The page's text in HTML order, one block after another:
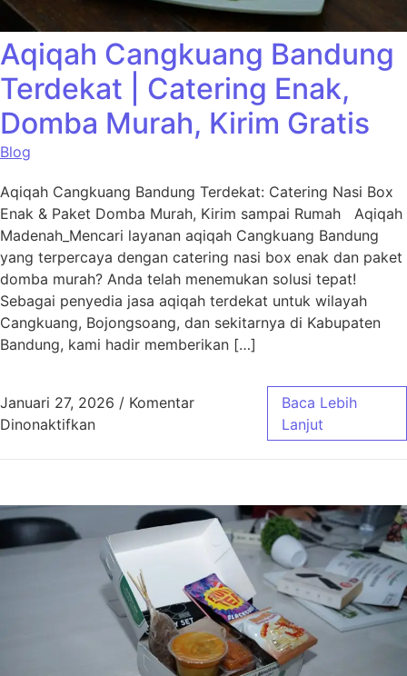
Aqiqah Cangkuang Bandung
Terdekat | Catering Enak,
Domba Murah, Kirim Gratis
Blog
Aqiqah Cangkuang Bandung Terdekat: Catering Nasi Box
Enak & Paket Domba Murah, Kirim sampai Rumah Aqiqah
Madenah_Mencari layanan aqiqah Cangkuang Bandung
yang terpercaya dengan catering nasi box enak dan paket
domba murah? Anda telah menemukan solusi tepat!
Sebagai penyedia jasa aqiqah terdekat untuk wilayah
Cangkuang, Bojongsoang, dan sekitarnya di Kabupaten
Bandung, kami hadir memberikan […]
Januari 27, 2026 / Komentar
Dinonaktifkanpada Aqiqah Cangkuang Bandung Terdekat
Baca Lebih
Lanjut